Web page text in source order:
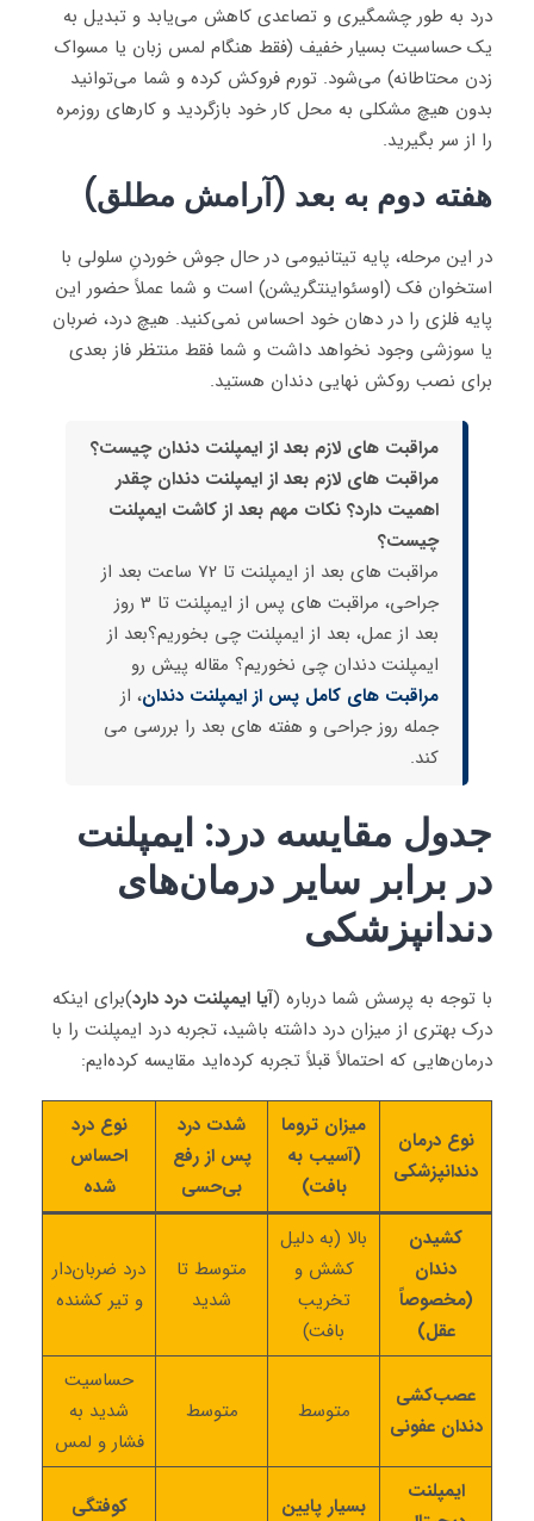
درد به طور چشمگیری و تصاعدی کاهش می‌یابد و تبدیل به
یک حساسیت بسیار خفیف (فقط هنگام لمس زبان یا مسواک
زدن محتاطانه) می‌شود. تورم فروکش کرده و شما می‌توانید
بدون هیچ مشکلی به محل کار خود بازگردید و کارهای روزمره
را از سر بگیرید.
هفته دوم به بعد (آرامش مطلق)
در این مرحله، پایه تیتانیومی در حال جوش خوردنِ سلولی با
استخوان فک (اوسئواینتگریشن) است و شما عملاً حضور این
پایه فلزی را در دهان خود احساس نمی‌کنید. هیچ درد، ضربان
یا سوزشی وجود نخواهد داشت و شما فقط منتظر فاز بعدی
برای نصب روکش نهایی دندان هستید.
مراقبت های لازم بعد از ایمپلنت دندان چیست؟
مراقبت های لازم بعد از ایمپلنت دندان چقدر
اهمیت دارد؟ نکات مهم بعد از کاشت ایمپلنت
چیست؟
مراقبت های بعد از ایمپلنت تا 72 ساعت بعد از
جراحی، مراقبت های پس از ایمپلنت تا 3 روز
بعد از عمل، بعد از ایمپلنت چی بخوریم؟بعد از
ایمپلنت دندان چی نخوریم؟ مقاله پیش رو
مراقبت های کامل پس از ایمپلنت دندان، از
جمله روز جراحی و هفته های بعد را بررسی می
کند.
جدول مقایسه درد: ایمپلنت
در برابر سایر درمان‌های
دندانپزشکی
با توجه به پرسش شما درباره (آیا ایمپلنت درد دارد)برای اینکه
درک بهتری از میزان درد داشته باشید، تجربه درد ایمپلنت را با
درمان‌هایی که احتمالاً قبلاً تجربه کرده‌اید مقایسه کرده‌ایم:
نوع درمان
دندانپزشکی
میزان تروما
(آسیب به
بافت)
شدت درد
پس از رفع
بی‌حسی
نوع درد
احساس
شده
کشیدن
دندان
(مخصوصاً
عقل)
بالا (به دلیل
کشش و
تخریب
بافت)
متوسط تا
شدید
درد ضربان‌دار
و تیر کشنده
عصب‌کشی
دندان عفونی
متوسط متوسط
حساسیت
شدید به
فشار و لمس
ایمپلنت
بسیار پایین کوفتگی